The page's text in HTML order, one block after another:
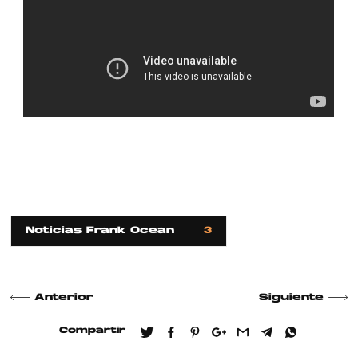
Noticias Frank Ocean 3
Anterior Siguiente
Compartir